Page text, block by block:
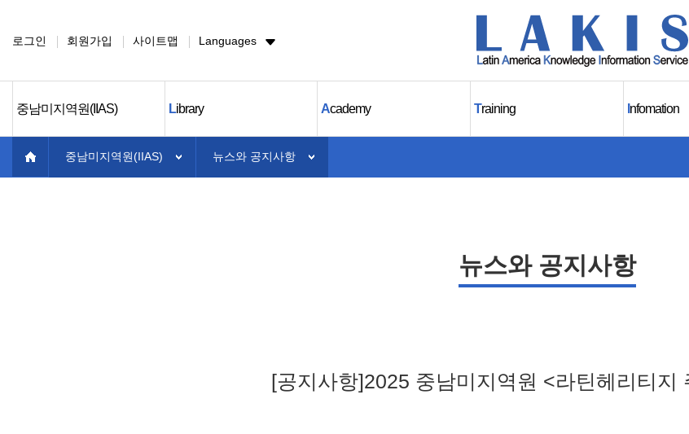
로그인 회원가입 사이트맵 Languages
중남미지역원(IIAS) Library Academy Training nfomation
중남미지역원(IIAS) 뉴스와 공지사항
뉴스와 공지사항
[공지사항]2025 중남미지역원 <라틴헤리티지